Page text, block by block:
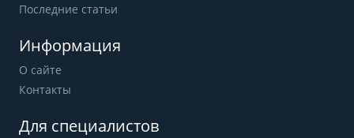
Последние статьи
Информация
О сайте
Контакты
Для специалистов